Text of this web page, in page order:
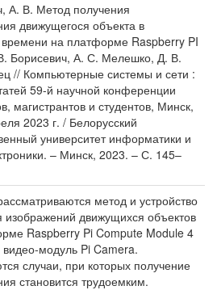
А. В. Метод получения
движущегося объекта в
на платформе Raspberry PI
Борисевич, А. С. Мелешко, Д. В.
// Компьютерные системы и сети :
59-й научной конференции
магистрантов и студентов, Минск,
2023 г. / Белорусский
университет информатики и
– Минск, 2023. – С. 145–
метод и устройство
изображений движущихся объектов
Raspberry Pi Compute Module 4
видео-модуль Pi Camera.
случаи, при которых получение
становится трудоемким.